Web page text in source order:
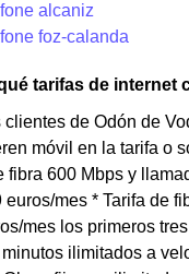
alcaniz
foz-calanda
tarifas de internet
clientes de Odón de
móvil en la tarifa o
fibra 600 Mbps y
euros/mes * Tarifa de
mes los primeros
ilimitados a